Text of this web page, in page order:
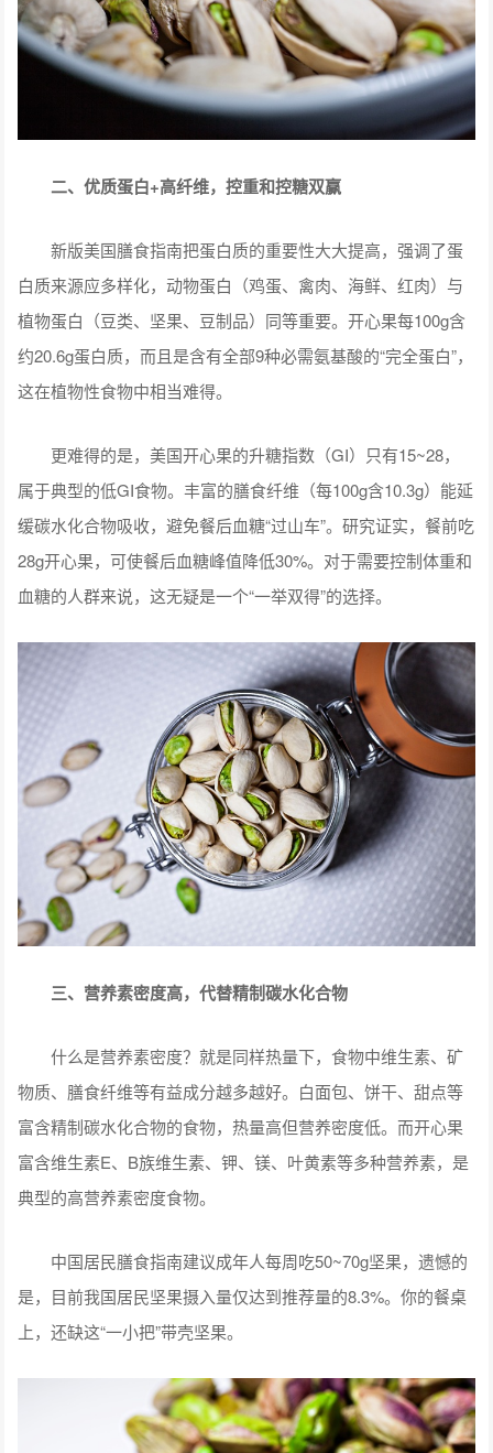
二、优质蛋白+高纤维，控重和控糖双赢
新版美国膳食指南把蛋白质的重要性大大提高，强调了蛋
白质来源应多样化，动物蛋白（鸡蛋、禽肉、海鲜、红肉）与
植物蛋白（豆类、坚果、豆制品）同等重要。开心果每100g含
约20.6g蛋白质，而且是含有全部9种必需氨基酸的“完全蛋白”，
这在植物性食物中相当难得。
更难得的是，美国开心果的升糖指数（GI）只有15~28，
属于典型的低GI食物。丰富的膳食纤维（每100g含10.3g）能延
缓碳水化合物吸收，避免餐后血糖“过山车”。研究证实，餐前吃
28g开心果，可使餐后血糖峰值降低30%。对于需要控制体重和
血糖的人群来说，这无疑是一个“一举双得”的选择。
三、营养素密度高，代替精制碳水化合物
什么是营养素密度？就是同样热量下，食物中维生素、矿
物质、膳食纤维等有益成分越多越好。白面包、饼干、甜点等
富含精制碳水化合物的食物，热量高但营养密度低。而开心果
富含维生素E、B族维生素、钾、镁、叶黄素等多种营养素，是
典型的高营养素密度食物。
中国居民膳食指南建议成年人每周吃50~70g坚果，遗憾的
是，目前我国居民坚果摄入量仅达到推荐量的8.3%。你的餐桌
上，还缺这“一小把”带壳坚果。